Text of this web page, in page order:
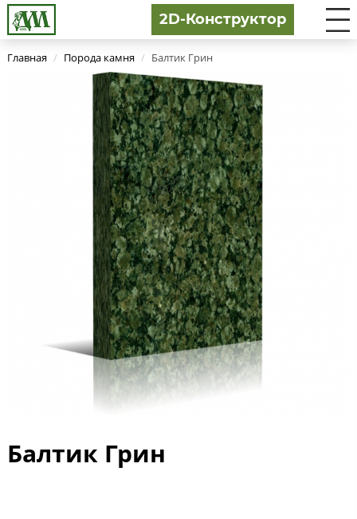
2D-Конструктор
Главная / Порода камня / Балтик Грин
Балтик Грин